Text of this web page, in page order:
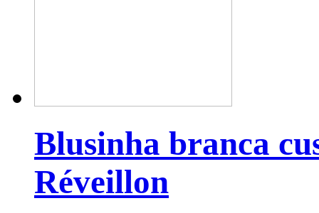
Blusinha branca
Réveillon